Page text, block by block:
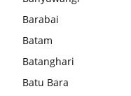
Barabai
Batam
Batanghari
Batu Bara